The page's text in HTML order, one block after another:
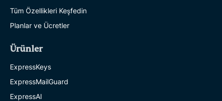
Tüm Özellikleri Keşfedin
Planlar ve Ücretler
Ürünler
ExpressKeys
ExpressMailGuard
ExpressAI